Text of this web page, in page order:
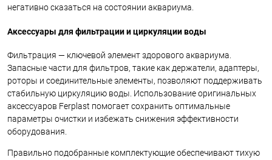
негативно сказаться на состоянии аквариума.
Аксессуары для фильтрации и циркуляции воды
Фильтрация — ключевой элемент здорового аквариума.
Запасные части для фильтров, такие как держатели, адаптеры,
роторы и соединительные элементы, позволяют поддерживать
стабильную циркуляцию воды. Использование оригинальных
аксессуаров Ferplast помогает сохранить оптимальные
параметры очистки и избежать снижения эффективности
оборудования.
Правильно подобранные комплектующие обеспечивают тихую